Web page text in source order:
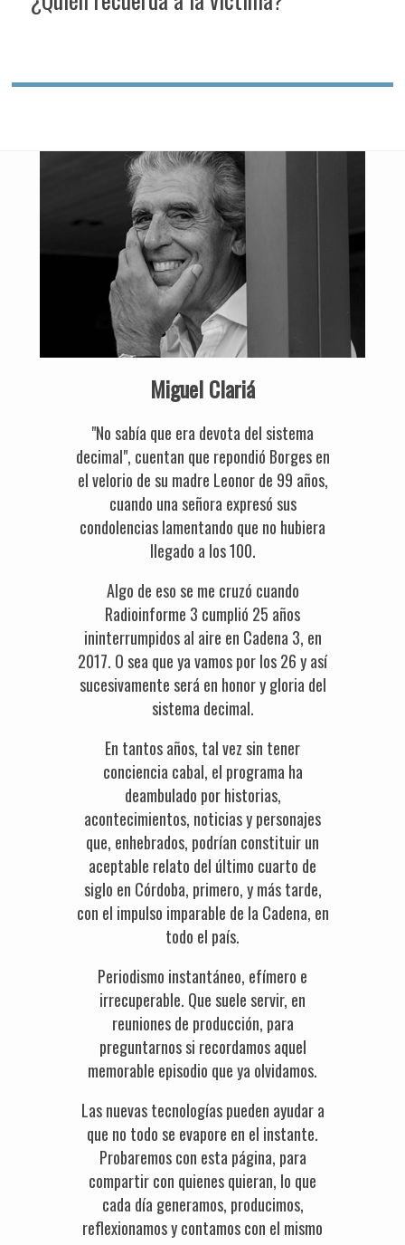
Miguel Clariá
"No sabía que era devota del sistema
decimal", cuentan que repondió Borges en
el velorio de su madre Leonor de 99 años,
cuando una señora expresó sus
condolencias lamentando que no hubiera
llegado a los 100.
Algo de eso se me cruzó cuando
Radioinforme 3 cumplió 25 años
ininterrumpidos al aire en Cadena 3, en
2017. O sea que ya vamos por los 26 y así
sucesivamente será en honor y gloria del
sistema decimal.
En tantos años, tal vez sin tener
conciencia cabal, el programa ha
deambulado por historias,
acontecimientos, noticias y personajes
que, enhebrados, podrían constituir un
aceptable relato del último cuarto de
siglo en Córdoba, primero, y más tarde,
con el impulso imparable de la Cadena, en
todo el país.
Periodismo instantáneo, efímero e
irrecuperable. Que suele servir, en
reuniones de producción, para
preguntarnos si recordamos aquel
memorable episodio que ya olvidamos.
Las nuevas tecnologías pueden ayudar a
que no todo se evapore en el instante.
Probaremos con esta página, para
compartir con quienes quieran, lo que
cada día generamos, producimos,
reflexionamos y contamos con el mismo